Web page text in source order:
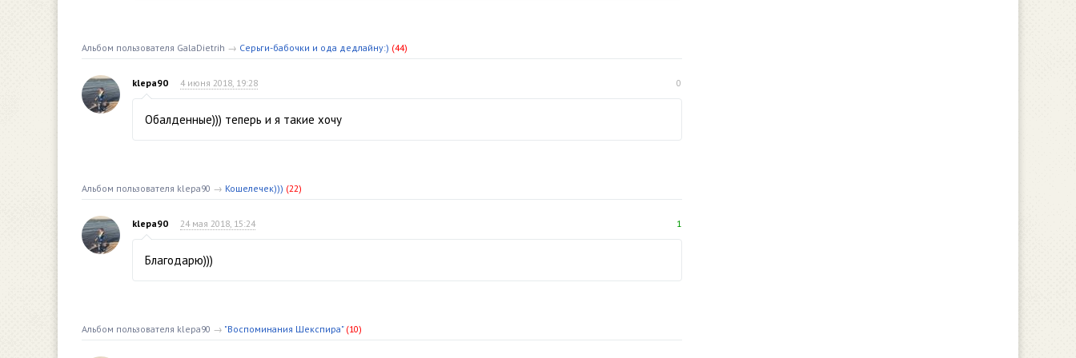
Альбом пользователя GalaDietrih → Серьги-бабочки и ода дедлайну:) (44)
klepa90 4 июня 2018, 19:28 0
Обалденные))) теперь и я такие хочу
Альбом пользователя klepa90 → Кошелечек))) (22)
klepa90 24 мая 2018, 15:24 1
Благодарю)))
Альбом пользователя klepa90 → "Воспоминания Шекспира" (10)